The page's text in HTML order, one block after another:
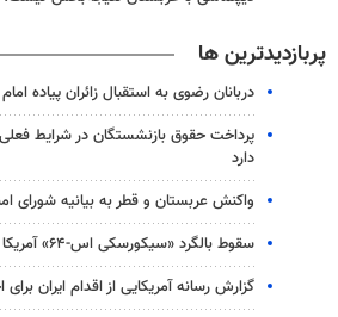
پربازدیدترین ها
دربانان رضوی به استقبال زائران پیاده
پرداخت حقوق بازنشستگان در شرایط
دارد
واکنش عربستان و قطر به بیانیه شورای
سقوط بالگرد «سیکورسکی اس-۶۴» آمریکا
گزارش رسانه آمریکایی از اقدام ایران